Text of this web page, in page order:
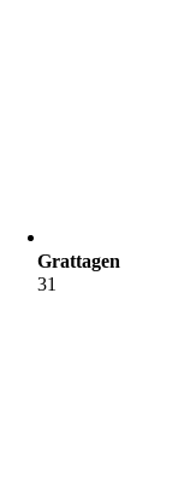
Grattagen
31